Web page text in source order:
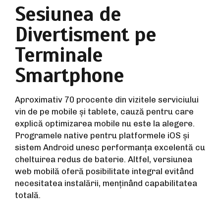
Sesiunea de
Divertisment pe
Terminale
Smartphone
Aproximativ 70 procente din vizitele serviciului
vin de pe mobile și tablete, cauză pentru care
explică optimizarea mobile nu este la alegere.
Programele native pentru platformele iOS și
sistem Android unesc performanța excelentă cu
cheltuirea redus de baterie. Altfel, versiunea
web mobilă oferă posibilitate integral evitând
necesitatea instalării, menținând capabilitatea
totală.